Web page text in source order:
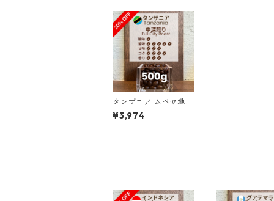
タンザニア ムベヤ地区
限定 フルーツマウンテ
ン ナチュラル 500g
¥3,974